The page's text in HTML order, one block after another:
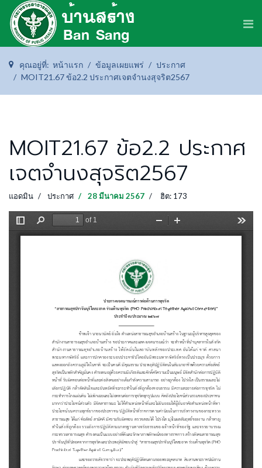
คุณอยู่ที่: หน้าแรก ข้อมูลเผยแพร่
ประกาศ
MOIT21.67 ข้อ2.2 ประกาศเจตจำนงสุจริต2567
MOIT21.67 ข้อ2.2 ประกาศ
เจตจำนงสุจริต2567
แอดมิน ประกาศ 28 มีนาคม 2567 ฮิต: 173